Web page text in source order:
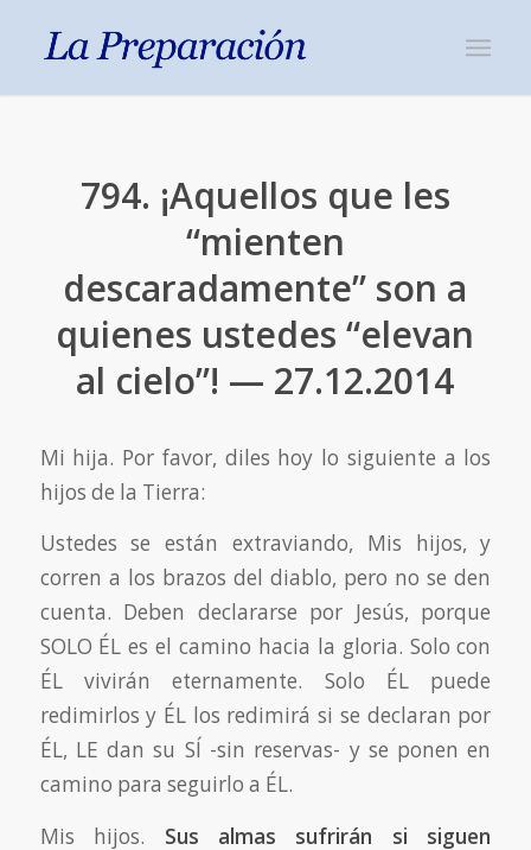
794. ¡Aquellos que les
“mienten
descaradamente” son a
quienes ustedes “elevan
al cielo”! — 27.12.2014
Mi hija. Por favor, diles hoy lo siguiente a los
hijos de la Tierra:
Ustedes se están extraviando, Mis hijos, y
corren a los brazos del diablo, pero no se den
cuenta. Deben declararse por Jesús, porque
SOLO ÉL es el camino hacia la gloria. Solo con
ÉL vivirán eternamente. Solo ÉL puede
redimirlos y ÉL los redimirá si se declaran por
ÉL, LE dan su SÍ -sin reservas- y se ponen en
camino para seguirlo a ÉL.
Mis hijos. Sus almas sufrirán si siguen